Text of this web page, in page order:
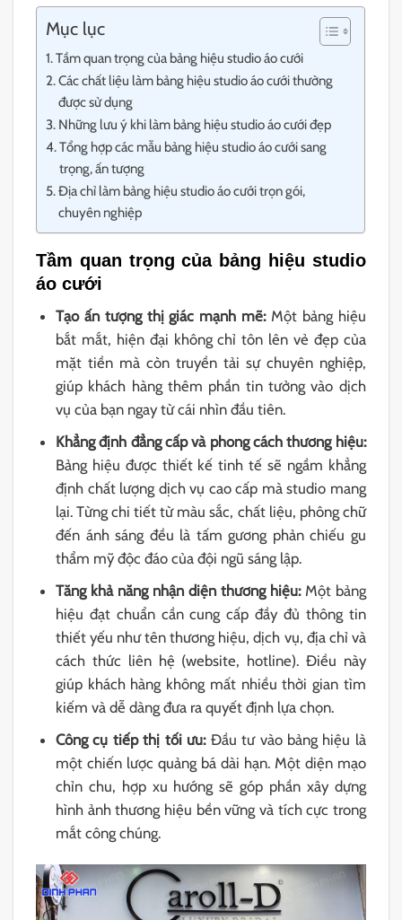
Mục lục
Tầm quan trọng của bảng hiệu studio áo cưới
Các chất liệu làm bảng hiệu studio áo cưới thường
được sử dụng
Những lưu ý khi làm bảng hiệu studio áo cưới đẹp
Tổng hợp các mẫu bảng hiệu studio áo cưới sang
trọng, ấn tượng
Địa chỉ làm bảng hiệu studio áo cưới trọn gói,
chuyên nghiệp
Tầm quan trọng của bảng hiệu studio
áo cưới
Tạo ấn tượng thị giác mạnh mẽ:Một bảng hiệu
bắt mắt, hiện đại không chỉ tôn lên vẻ đẹp của
mặt tiền mà còn truyền tải sự chuyên nghiệp,
giúp khách hàng thêm phần tin tưởng vào dịch
vụ của bạn ngay từ cái nhìn đầu tiên.
Khẳng định đẳng cấp và phong cách thương hiệu:
Bảng hiệu được thiết kế tinh tế sẽ ngầm khẳng
định chất lượng dịch vụ cao cấp mà studio mang
lại. Từng chi tiết từ màu sắc, chất liệu, phông chữ
đến ánh sáng đều là tấm gương phản chiếu gu
thẩm mỹ độc đáo của đội ngũ sáng lập.
Tăng khả năng nhận diện thương hiệu:Một bảng
hiệu đạt chuẩn cần cung cấp đầy đủ thông tin
thiết yếu như tên thương hiệu, dịch vụ, địa chỉ và
cách thức liên hệ (website, hotline). Điều này
giúp khách hàng không mất nhiều thời gian tìm
kiếm và dễ dàng đưa ra quyết định lựa chọn.
Công cụ tiếp thị tối ưu:Đầu tư vào bảng hiệu là
một chiến lược quảng bá dài hạn. Một diện mạo
chỉn chu, hợp xu hướng sẽ góp phần xây dựng
hình ảnh thương hiệu bền vững và tích cực trong
mắt công chúng.